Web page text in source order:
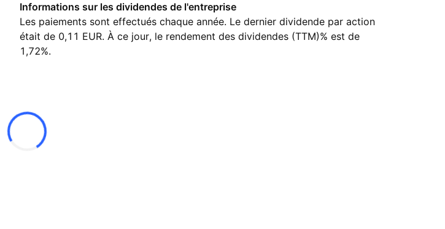
Informations sur les dividendes de l'entreprise
Les paiements sont effectués chaque année. Le dernier dividende par action
était de 0,11 EUR. À ce jour, le rendement des dividendes (TTM)% est de
1,72%.